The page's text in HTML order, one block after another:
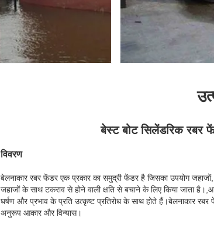
बेस्ट बोट सिलेंडरिक रबर
विवरण
बेलनाकार रबर फेंडर एक प्रकार का समुद्री फेंडर है जिसका उपयोग
जहाजों के साथ टकराव से होने वाली क्षति से बचाने के लिए किया जाता
घर्षण और प्रभाव के प्रति उत्कृष्ट प्रतिरोध के साथ होते हैं।बेलनाकार रबर
अनुरूप आकार और विन्यास।